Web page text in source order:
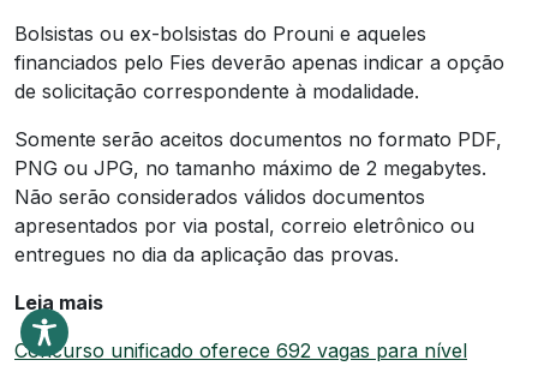
Bolsistas ou ex-bolsistas do Prouni e aqueles
financiados pelo Fies deverão apenas indicar a opção
de solicitação correspondente à modalidade.
Somente serão aceitos documentos no formato PDF,
PNG ou JPG, no tamanho máximo de 2 megabytes.
Não serão considerados válidos documentos
apresentados por via postal, correio eletrônico ou
entregues no dia da aplicação das provas.
Leia mais
Concurso unificado oferece 692 vagas para nível